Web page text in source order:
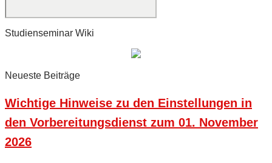
Studienseminar Wiki
Neueste Beiträge
Wichtige Hinweise zu den Einstellungen in
den Vorbereitungsdienst zum 01. November
2026